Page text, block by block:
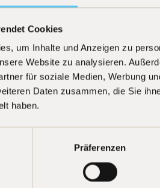
Cookies
um Inhalte und Anzeigen zu
Website zu analysieren.
für soziale Medien, Werbung
Daten zusammen, die Sie
haben.
Präferenzen